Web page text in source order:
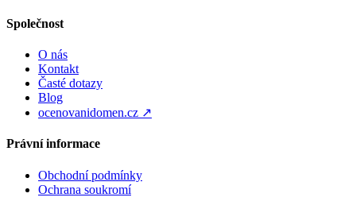
Společnost
O nás
Kontakt
Časté dotazy
Blog
ocenovanidomen.cz ↗
Právní informace
Obchodní podmínky
Ochrana soukromí